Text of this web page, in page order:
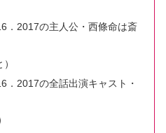
．2017の主人公・西條命は斎
．2017の全話出演キャスト・